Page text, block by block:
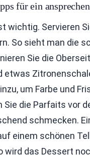
für ein
wichtig. Servieren
So sieht man die
Sie die
etwas
um Farbe und
Sie die Parfaits vor
schmecken.
einem schönen
wird das Dessert